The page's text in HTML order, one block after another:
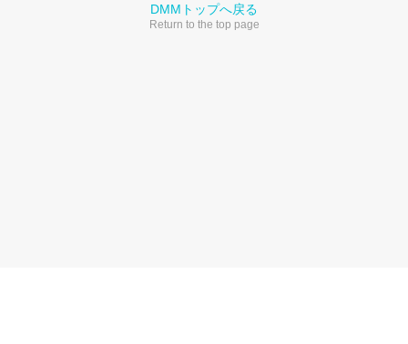
DMMトップへ戻る
Return to the top page